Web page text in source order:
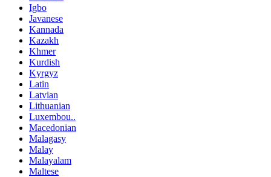
Igbo
Javanese
Kannada
Kazakh
Khmer
Kurdish
Kyrgyz
Latin
Latvian
Lithuanian
Luxembou..
Macedonian
Malagasy
Malay
Malayalam
Maltese